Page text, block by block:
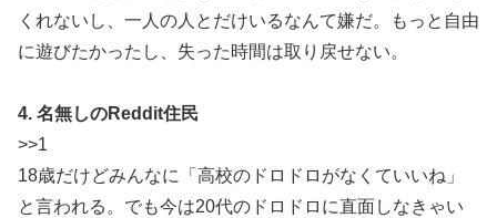
くれないし、一人の人とだけいるなんて嫌だ。もっと自由
に遊びたかったし、失った時間は取り戻せない。
4. 名無しのReddit住民
>>1
18歳だけどみんなに「高校のドロドロがなくていいね」
と言われる。でも今は20代のドロドロに直面しなきゃい